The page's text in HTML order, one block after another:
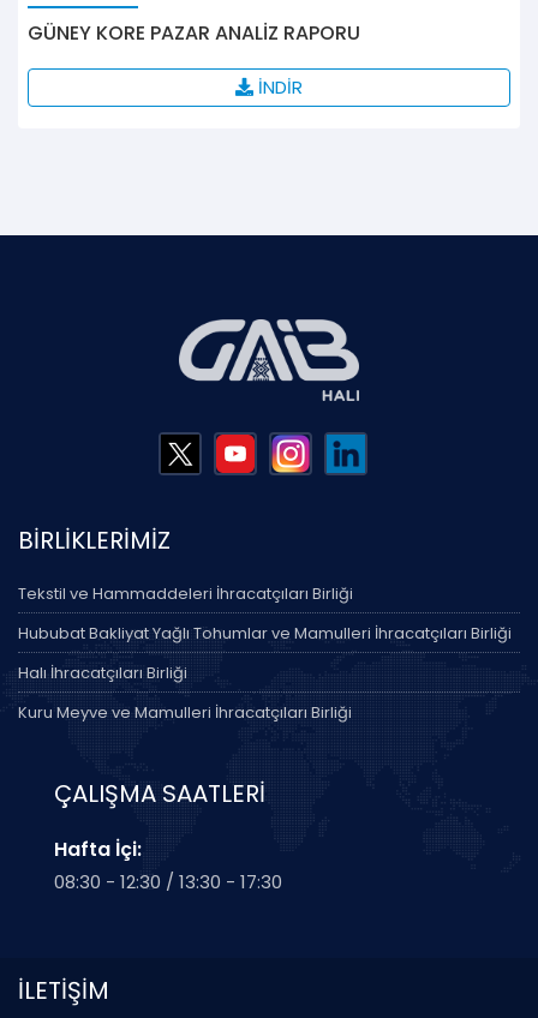
GÜNEY KORE PAZAR ANALİZ RAPORU
İNDİR
BİRLİKLERİMİZ
Tekstil ve Hammaddeleri İhracatçıları Birliği
Hububat Bakliyat Yağlı Tohumlar ve Mamulleri İhracatçıları Birliği
Halı İhracatçıları Birliği
Kuru Meyve ve Mamulleri İhracatçıları Birliği
ÇALIŞMA SAATLERİ
Hafta İçi:
08:30 - 12:30 / 13:30 - 17:30
İLETİŞİM